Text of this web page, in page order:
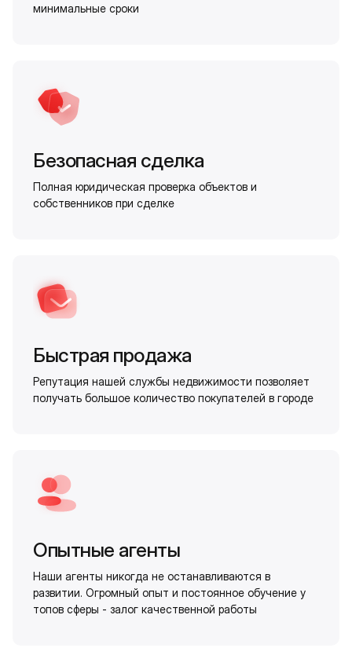
минимальные сроки
Безопасная сделка
Полная юридическая проверка объектов и
собственников при сделке
Быстрая продажа
Репутация нашей службы недвижимости позволяет
получать большое количество покупателей в городе
Опытные агенты
Наши агенты никогда не останавливаются в
развитии. Огромный опыт и постоянное обучение у
топов сферы - залог качественной работы